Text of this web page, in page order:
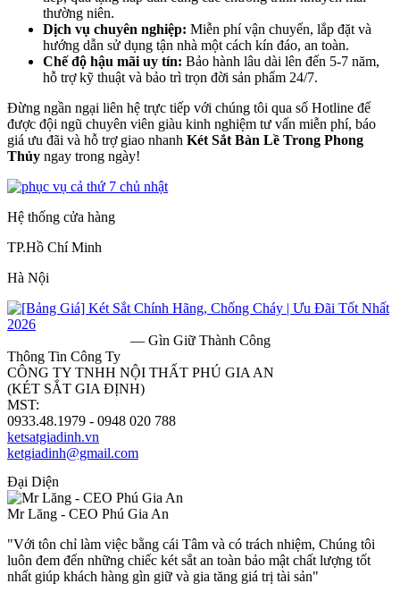
thường niên.
Dịch vụ chuyên nghiệp: Miễn phí vận chuyển, lắp đặt và
hướng dẫn sử dụng tận nhà một cách kín đáo, an toàn.
Chế độ hậu mãi uy tín: Bảo hành lâu dài lên đến 5-7 năm,
hỗ trợ kỹ thuật và bảo trì trọn đời sản phẩm 24/7.
Đừng ngần ngại liên hệ trực tiếp với chúng tôi qua số Hotline để
được đội ngũ chuyên viên giàu kinh nghiệm tư vấn miễn phí, báo
giá ưu đãi và hỗ trợ giao nhanh Két Sắt Bàn Lề Trong Phong
Thủy ngay trong ngày!
Hệ thống cửa hàng
TP.Hồ Chí Minh
Hà Nội
— Gìn Giữ Thành Công
Thông Tin Công Ty
CÔNG TY TNHH NỘI THẤT PHÚ GIA AN
(KÉT SẮT GIA ĐỊNH)
MST:
0933.48.1979 - 0948 020 788
ketsatgiadinh.vn
ketgiadinh@gmail.com
Đại Diện
Mr Lăng - CEO Phú Gia An
"Với tôn chỉ làm việc bằng cái Tâm và có trách nhiệm, Chúng tôi
luôn đem đến những chiếc két sắt an toàn bảo mật chất lượng tốt
nhất giúp khách hàng gìn giữ và gia tăng giá trị tài sản"